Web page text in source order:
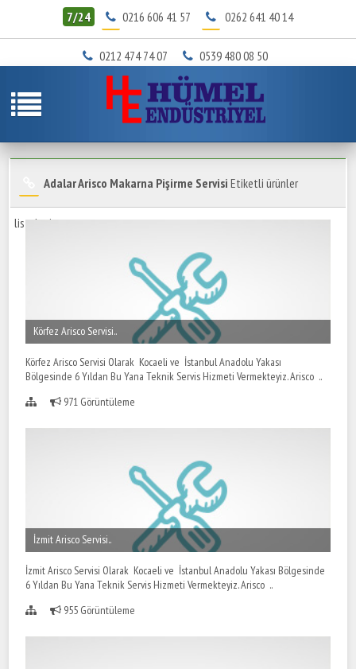
7/24 0216 606 41 57 0262 641 40 14
0212 474 74 07 0539 480 08 50
Adalar Arisco Makarna Pişirme Servisi Etiketli ürünler
listeleniyor.
Körfez Arisco Servisi..
Körfez Arisco Servisi Olarak Kocaeli ve İstanbul Anadolu Yakası
Bölgesinde 6 Yıldan Bu Yana Teknik Servis Hizmeti Vermekteyiz. Arisco ..
971 Görüntüleme
İzmit Arisco Servisi..
İzmit Arisco Servisi Olarak Kocaeli ve İstanbul Anadolu Yakası Bölgesinde
6 Yıldan Bu Yana Teknik Servis Hizmeti Vermekteyiz. Arisco ..
955 Görüntüleme